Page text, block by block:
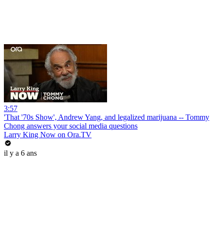
3:57
'That '70s Show', Andrew Yang, and legalized marijuana -- Tommy
Chong answers your social media questions
Larry King Now on Ora.TV
il y a 6 ans